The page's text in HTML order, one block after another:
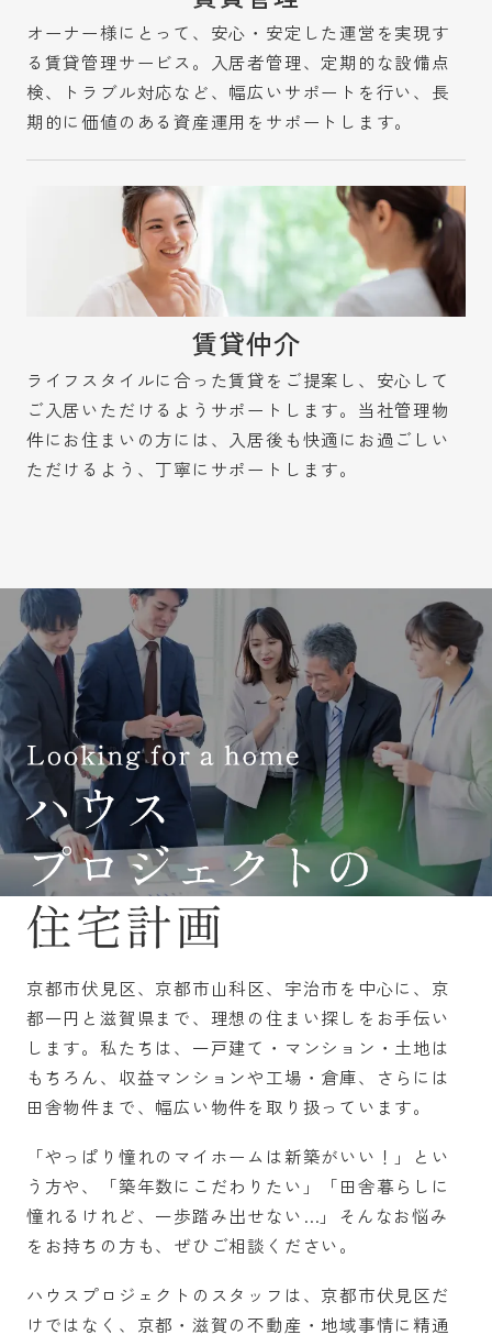
オーナー様にとって、安心・安定した運営を実現す
る賃貸管理サービス。入居者管理、定期的な設備点
検、トラブル対応など、幅広いサポートを行い、長
期的に価値のある資産運用をサポートします。
賃貸仲介
ライフスタイルに合った賃貸をご提案し、安心して
ご入居いただけるようサポートします。当社管理物
件にお住まいの方には、入居後も快適にお過ごしい
ただけるよう、丁寧にサポートします。
京都市伏見区、京都市山科区、宇治市を中心に、京
都一円と滋賀県まで、理想の住まい探しをお手伝い
します。私たちは、一戸建て・マンション・土地は
もちろん、収益マンションや工場・倉庫、さらには
田舎物件まで、幅広い物件を取り扱っています。
「やっぱり憧れのマイホームは新築がいい！」とい
う方や、「築年数にこだわりたい」「田舎暮らしに
憧れるけれど、一歩踏み出せない…」そんなお悩み
をお持ちの方も、ぜひご相談ください。
ハウスプロジェクトのスタッフは、京都市伏見区だ
けではなく、京都・滋賀の不動産・地域事情に精通